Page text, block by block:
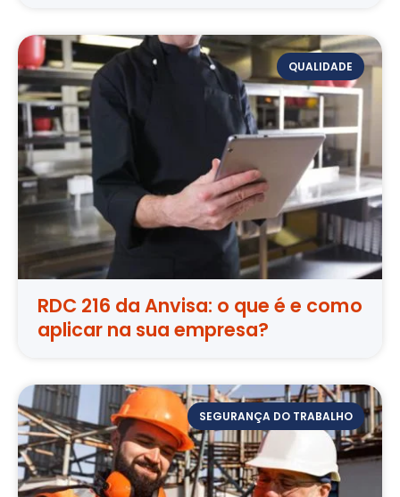
QUALIDADE
RDC 216 da Anvisa: o que é e como
aplicar na sua empresa?
SEGURANÇA DO TRABALHO